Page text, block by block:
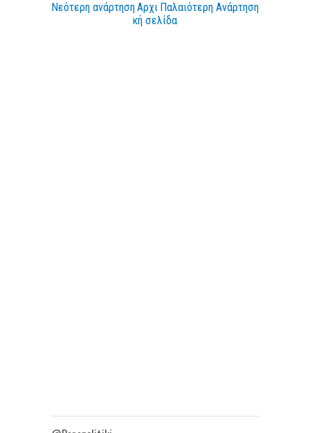
Νεότερη ανάρτηση Παλαιότερη Ανάρτηση
Αρχι
κή σελίδα